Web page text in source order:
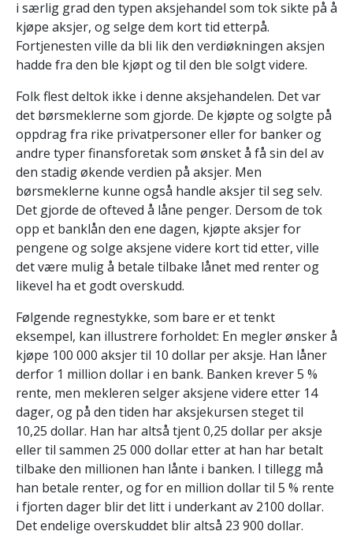
i særlig grad den typen aksjehandel som tok sikte på å
kjøpe aksjer, og selge dem kort tid etterpå.
Fortjenesten ville da bli lik den verdiøkningen aksjen
hadde fra den ble kjøpt og til den ble solgt videre.
Folk flest deltok ikke i denne aksjehandelen. Det var
det børsmeklerne som gjorde. De kjøpte og solgte på
oppdrag fra rike privatpersoner eller for banker og
andre typer finansforetak som ønsket å få sin del av
den stadig økende verdien på aksjer. Men
børsmeklerne kunne også handle aksjer til seg selv.
Det gjorde de ofteved å låne penger. Dersom de tok
opp et banklån den ene dagen, kjøpte aksjer for
pengene og solge aksjene videre kort tid etter, ville
det være mulig å betale tilbake lånet med renter og
likevel ha et godt overskudd.
Følgende regnestykke, som bare er et tenkt
eksempel, kan illustrere forholdet: En megler ønsker å
kjøpe 100 000 aksjer til 10 dollar per aksje. Han låner
derfor 1 million dollar i en bank. Banken krever 5 %
rente, men mekleren selger aksjene videre etter 14
dager, og på den tiden har aksjekursen steget til
10,25 dollar. Han har altså tjent 0,25 dollar per aksje
eller til sammen 25 000 dollar etter at han har betalt
tilbake den millionen han lånte i banken. I tillegg må
han betale renter, og for en million dollar til 5 % rente
i fjorten dager blir det litt i underkant av 2100 dollar.
Det endelige overskuddet blir altså 23 900 dollar.